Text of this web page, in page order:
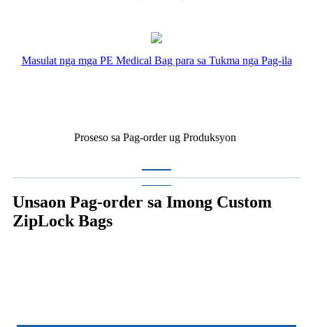
Masulat nga mga PE Medical Bag para sa Tukma nga Pag-ila
Proseso sa Pag-order ug Produksyon
Unsaon Pag-order sa Imong Custom
ZipLock Bags